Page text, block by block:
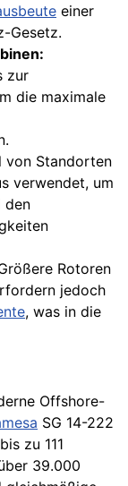
einer
Gesetz.
zur
die maximale
von Standorten
verwendet, um
den
Rotoren
jedoch
, was in die
Offshore-
SG 14-222
zu 111
39.000